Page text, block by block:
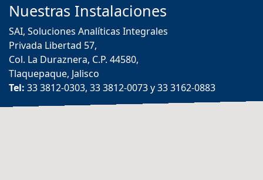
Nuestras Instalaciones
SAI, Soluciones Analíticas Integrales
Privada Libertad 57,
Col. La Duraznera, C.P. 44580,
Tlaquepaque, Jalisco
Tel: 33 3812-0303, 33 3812-0073 y 33 3162-0883